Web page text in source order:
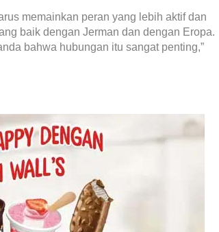
memainkan peran yang lebih aktif dan
baik dengan Jerman dan dengan Eropa.
bahwa hubungan itu sangat penting,”